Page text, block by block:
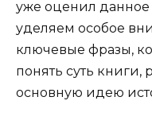
уже оценил
уделяем особое
ключевые фразы,
понять суть книги,
основную идею